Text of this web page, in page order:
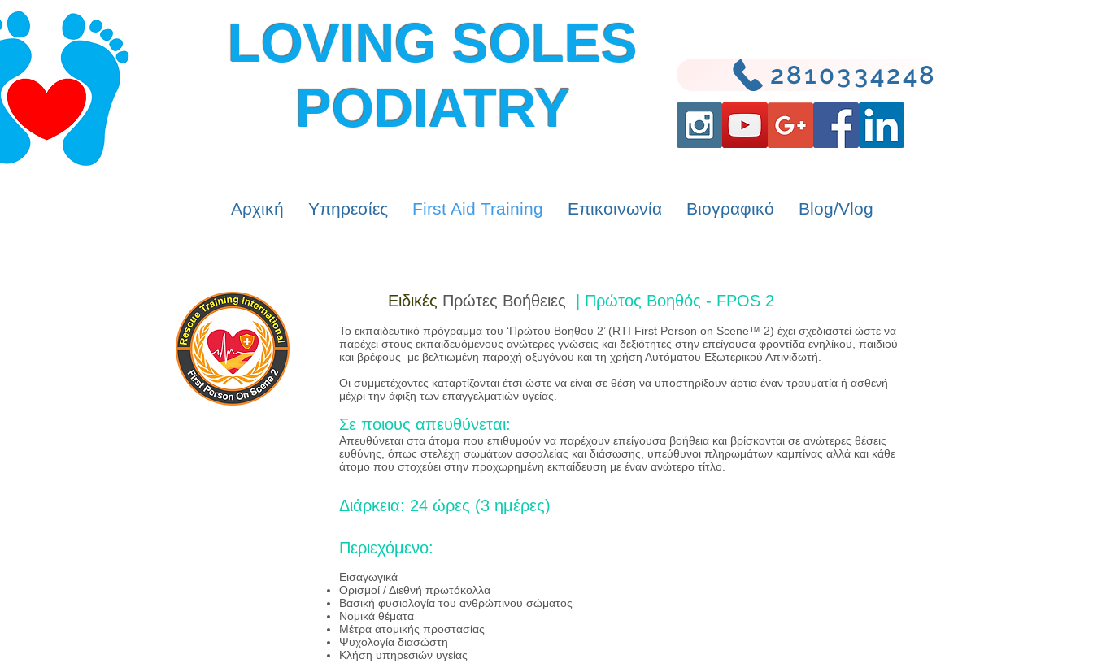
LOVING SOLES
PODIATRY
2810334248
Αρχική Υπηρεσίες First Aid Training Επικοινωνία Βιογραφικό Blog/Vlog
Ειδικές Πρώτες Βοήθειες | Πρώτος Βοηθός - FPOS 2
Το εκπαιδευτικό πρόγραμμα του ‘Πρώτου Βοηθού 2’ (RTI First Person on Scene™ 2) έχει σχεδιαστεί ώστε να
παρέχει στους εκπαιδευόμενους ανώτερες γνώσεις και δεξιότητες στην επείγουσα φροντίδα ενηλίκου, παιδιού
και βρέφους με βελτιωμένη παροχή οξυγόνου και τη χρήση Αυτόματου Εξωτερικού Απινιδωτή.
Οι συμμετέχοντες καταρτίζονται έτσι ώστε να είναι σε θέση να υποστηρίξουν άρτια έναν τραυματία ή ασθενή
μέχρι την άφιξη των επαγγελματιών υγείας.
Σε ποιους απευθύνεται:
Απευθύνεται στα άτομα που επιθυμούν να παρέχουν επείγουσα βοήθεια και βρίσκονται σε ανώτερες θέσεις
ευθύνης, όπως στελέχη σωμάτων ασφαλείας και διάσωσης, υπεύθυνοι πληρωμάτων καμπίνας αλλά και κάθε
άτομο που στοχεύει στην προχωρημένη εκπαίδευση με έναν ανώτερο τίτλο.
Διάρκεια: 24 ώρες (3 ημέρες)
Περιεχόμενο:
Εισαγωγικά
Ορισμοί / Διεθνή πρωτόκολλα
Βασική φυσιολογία του ανθρώπινου σώματος
Νομικά θέματα
Μέτρα ατομικής προστασίας
Ψυχολογία διασώστη
Κλήση υπηρεσιών υγείας